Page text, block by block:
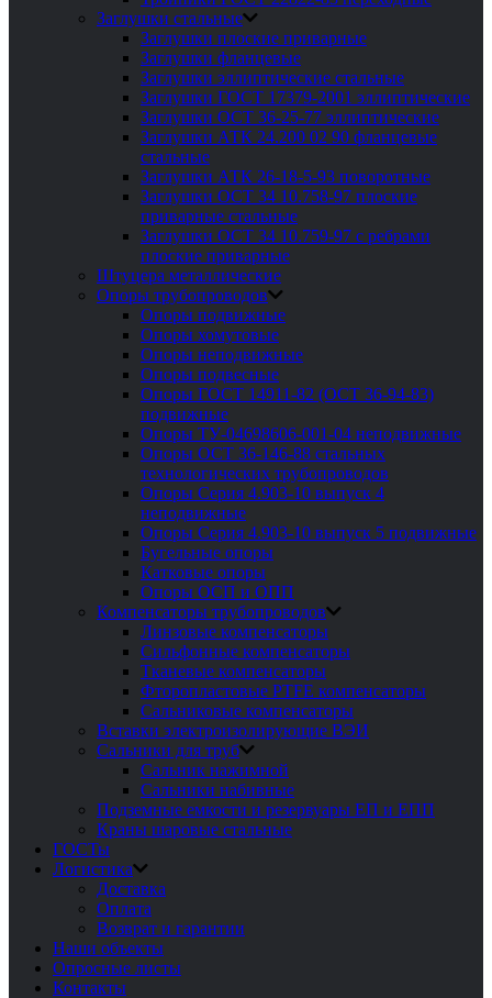
Заглушки стальные
Заглушки плоские приварные
Заглушки фланцевые
Заглушки эллиптические стальные
Заглушки ГОСТ 17379-2001 эллиптические
Заглушки ОСТ 36-25-77 эллиптические
Заглушки АТК 24.200 02 90 фланцевые
стальные
Заглушки АТК 26-18-5-93 поворотные
Заглушки ОСТ 34 10.758-97 плоские
приварные стальные
Заглушки ОСТ 34 10.759-97 с ребрами
плоские приварные
Штуцера металлические
Опоры трубопроводов
Опоры подвижные
Опоры хомутовые
Опоры неподвижные
Опоры подвесные
Опоры ГОСТ 14911-82 (ОСТ 36-94-83)
подвижные
Опоры ТУ-04698606-001-04 неподвижные
Опоры ОСТ 36-146-88 стальных
технологических трубопроводов
Опоры Серия 4.903-10 выпуск 4
неподвижные
Опоры Серия 4.903-10 выпуск 5 подвижные
Бугельные опоры
Катковые опоры
Опоры ОСП и ОПП
Компенсаторы трубопроводов
Линзовые компенсаторы
Сильфонные компенсаторы
Тканевые компенсаторы
Фторопластовые PTFE компенсаторы
Сальниковые компенсаторы
Вставки электроизолирующие ВЭИ
Сальники для труб
Сальник нажимной
Сальники набивные
Подземные емкости и резервуары ЕП и ЕПП
Краны шаровые стальные
ГОСТы
Логистика
Доставка
Оплата
Возврат и гарантии
Наши объекты
Опросные листы
Контакты